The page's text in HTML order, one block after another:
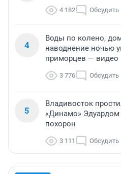
4 182 Обсудить
4
Воды по колено,
наводнение ночью
приморцев — видео
3 776 Обсудить
5
Владивосток
«Динамо»
похорон
3 111 Обсудить